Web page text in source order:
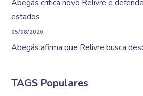
Abegás critica novo Relivre e
estados
05/08/2026
Abegás afirma que Relivre busca
TAGS Populares